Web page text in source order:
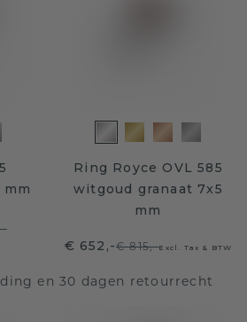
Ring Royce OVL 585
witgoud granaat 7x5
mm
€ 652,-€ 815,-Excl. Tax & BTW
en 30 dagen retourrecht